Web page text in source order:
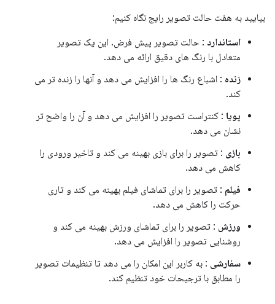
بیایید به هفت حالت تصویر رایج نگاه کنیم:
استاندارد : حالت تصویر پیش فرض. این یک تصویر
متعادل با رنگ های دقیق ارائه می دهد.
زنده : اشباع رنگ ها را افزایش می دهد و آنها را زنده تر می
کند.
پویا : کنتراست تصویر را افزایش می دهد و آن را واضح تر
نشان می دهد.
بازی : تصویر را برای بازی بهینه می کند و تاخیر ورودی را
کاهش می دهد.
فیلم : تصویر را برای تماشای فیلم بهینه می کند و تاری
حرکت را کاهش می دهد.
ورزش : تصویر را برای تماشای ورزش بهینه می کند و
روشنایی تصویر را افزایش می دهد.
سفارشی : به کاربر این امکان را می دهد تا تنظیمات تصویر
را مطابق با ترجیحات خود تنظیم کند.